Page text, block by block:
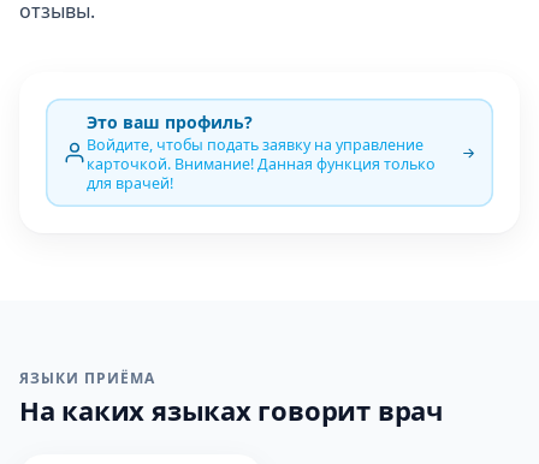
отзывы.
Это ваш профиль?
Войдите, чтобы подать заявку на управление
карточкой. Внимание! Данная функция только
для врачей!
ЯЗЫКИ ПРИЁМА
На каких языках говорит врач